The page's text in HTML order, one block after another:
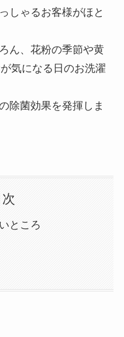
しゃるお客様がほと
ん、花粉の季節や黄
気になる日のお洗濯
除菌効果を発揮しま
次
ところ